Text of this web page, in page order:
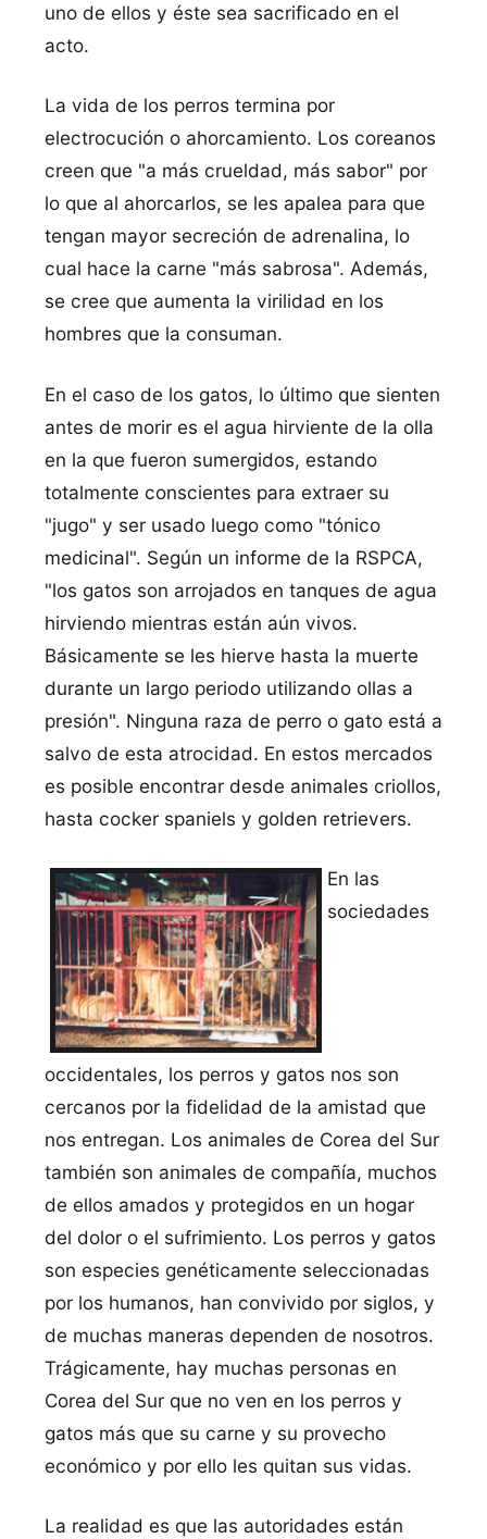
uno de ellos y éste sea sacrificado en el
acto.
La vida de los perros termina por
electrocución o ahorcamiento. Los coreanos
creen que "a más crueldad, más sabor" por
lo que al ahorcarlos, se les apalea para que
tengan mayor secreción de adrenalina, lo
cual hace la carne "más sabrosa". Además,
se cree que aumenta la virilidad en los
hombres que la consuman.
En el caso de los gatos, lo último que sienten
antes de morir es el agua hirviente de la olla
en la que fueron sumergidos, estando
totalmente conscientes para extraer su
"jugo" y ser usado luego como "tónico
medicinal". Según un informe de la RSPCA,
"los gatos son arrojados en tanques de agua
hirviendo mientras están aún vivos.
Básicamente se les hierve hasta la muerte
durante un largo periodo utilizando ollas a
presión". Ninguna raza de perro o gato está a
salvo de esta atrocidad. En estos mercados
es posible encontrar desde animales criollos,
hasta cocker spaniels y golden retrievers.
En las
sociedades
occidentales, los perros y gatos nos son
cercanos por la fidelidad de la amistad que
nos entregan. Los animales de Corea del Sur
también son animales de compañí­a, muchos
de ellos amados y protegidos en un hogar
del dolor o el sufrimiento. Los perros y gatos
son especies genéticamente seleccionadas
por los humanos, han convivido por siglos, y
de muchas maneras dependen de nosotros.
Trágicamente, hay muchas personas en
Corea del Sur que no ven en los perros y
gatos más que su carne y su provecho
económico y por ello les quitan sus vidas.
La realidad es que las autoridades están